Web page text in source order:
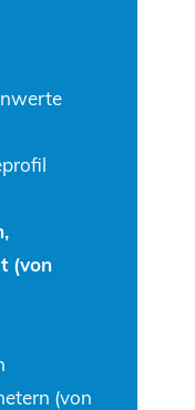
(von
(von